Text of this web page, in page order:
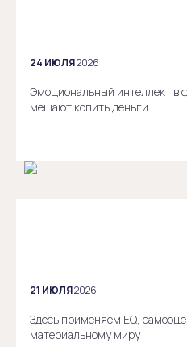
24 ИЮЛЯ2026
Эмоциональный интеллект в
мешают копить деньги
21 ИЮЛЯ2026
Здесь применяем EQ, самооценку и карьерные
материальному миру